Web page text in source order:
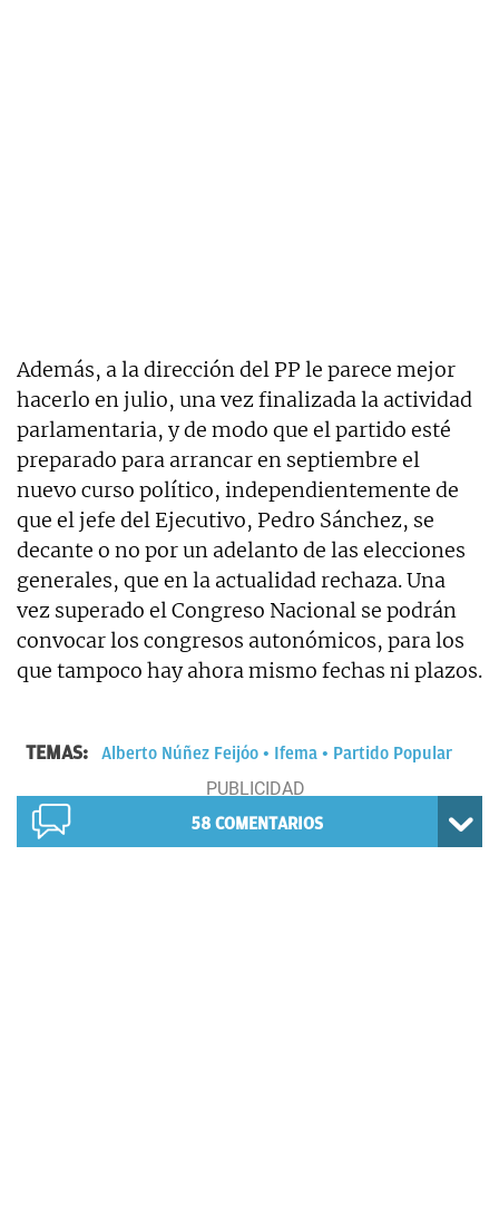
Además, a la dirección del PP le parece mejor
hacerlo en julio, una vez finalizada la actividad
parlamentaria, y de modo que el partido esté
preparado para arrancar en septiembre el
nuevo curso político, independientemente de
que el jefe del Ejecutivo, Pedro Sánchez, se
decante o no por un adelanto de las elecciones
generales, que en la actualidad rechaza. Una
vez superado el Congreso Nacional se podrán
convocar los congresos autonómicos, para los
que tampoco hay ahora mismo fechas ni plazos.
TEMAS: Alberto Núñez Feijóo Ifema Partido Popular
58 COMENTARIOS